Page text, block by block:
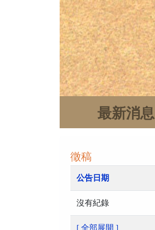
最新消息
徵稿
公告日期
沒有紀錄
[ 全部展開 ]